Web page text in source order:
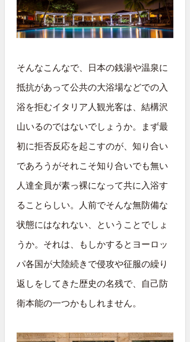
そんなこんなで、日本の銭湯や温泉に
抵抗があって公共の大浴場などでの入
浴を拒むイタリア人観光客は、結構沢
山いるのではないでしょうか。まず最
初に拒否反応を起こすのが、知り合い
であろうがそれこそ知り合いでも無い
人達全員が素っ裸になって共に入浴す
ることらしい。人前でそんな無防備な
状態にはなれない、ということでしょ
うか。それは、もしかするとヨーロッ
パ各国が大陸続きで侵攻や征服の繰り
返しをしてきた歴史の名残で、自己防
衛本能の一つかもしれません。